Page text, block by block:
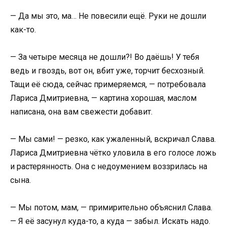
— Да мы это, ма… Не повесили ещё. Руки не дошли
как-то.
— За четыре месяца не дошли?! Во даёшь! У тебя
ведь и гвоздь, вот он, вбит уже, торчит бесхозный.
Тащи её сюда, сейчас примеряемся, — потребовала
Лариса Дмитриевна, — картина хорошая, маслом
написана, она вам свежести добавит.
— Мы сами! — резко, как ужаленный, вскричал Слава.
Лариса Дмитриевна чётко уловила в его голосе ложь
и растерянность. Она с недоумением воззрилась на
сына.
— Мы потом, мам, — примирительно объяснил Слава.
— Я её засунул куда-то, а куда — забыл. Искать надо.